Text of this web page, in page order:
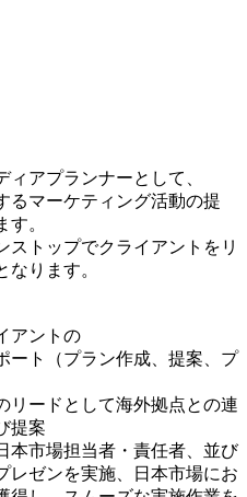
アプランナーとして、
るマーケティング活動の提
。
ストップでクライアントをリ
ります。
アントの
ート（プラン作成、提案、プ
リードとして海外拠点との連
提案
本市場担当者・責任者、並び
レゼンを実施、日本市場にお